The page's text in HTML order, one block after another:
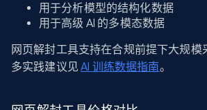
用于分析模型的结构化数据
用于高级 AI 的多模态数据
网页解封工具支持在合规前提下大规模
多实践建议见AI 训练数据指南。